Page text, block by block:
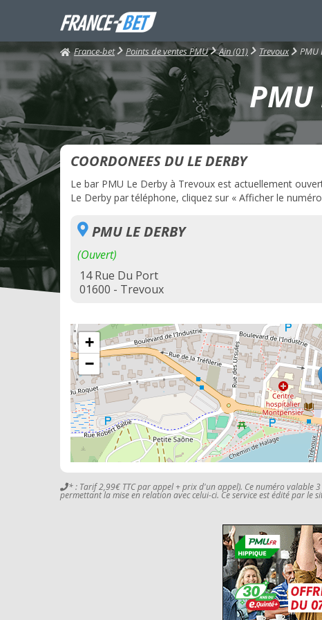
France-bet Points de ventes PMU Ain (01) Trevoux PMU
COORDONEES DU LE DERBY
Le bar PMU Le Derby à Trevoux est actuellement
Le Derby par téléphone, cliquez sur « Afficher le
PMU LE DERBY
(Ouvert)
14 Rue Du Port
01600 - Trevoux
+
−
* : Tarif 2,99€ TTC par appel + prix d'un appel). Ce numéro valable
permettant la mise en relation avec celui-ci. Ce service est édité par le